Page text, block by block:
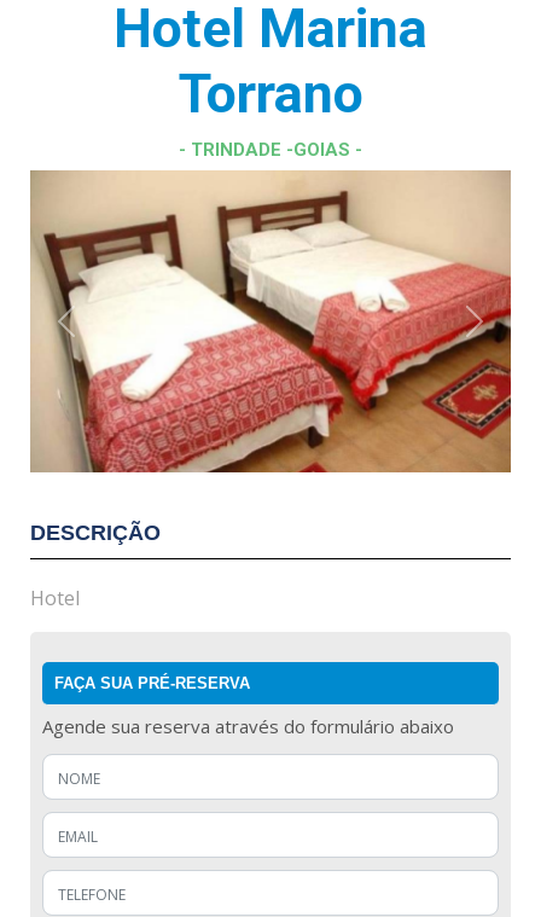
Hotel Marina
Torrano
- TRINDADE -GOIAS -
Previous Next
DESCRIÇÃO
Hotel
FAÇA SUA PRÉ-RESERVA
Agende sua reserva através do formulário abaixo